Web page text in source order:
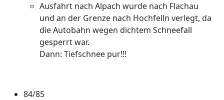
Ausfahrt nach Alpach wurde nach Flachau
und an der Grenze nach Hochfelln verlegt, da
die Autobahn wegen dichtem Schneefall
gesperrt war.
Dann: Tiefschnee pur!!!
84/85